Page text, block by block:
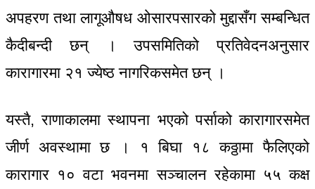
अपहरण तथा लागूऔषध ओसारपसारको मुद्दासँग सम्बन्धित
कैदीबन्दी छन् । उपसमितिको प्रतिवेदनअनुसार
कारागारमा २१ ज्येष्ठ नागरिकसमेत छन् ।
यस्तै, राणाकालमा स्थापना भएको पर्साको कारागारसमेत
जीर्ण अवस्थामा छ । १ बिघा १८ कठ्ठामा फैलिएको
कारागार १० वटा भवनमा सञ्चालन रहेकामा ५५ कक्ष